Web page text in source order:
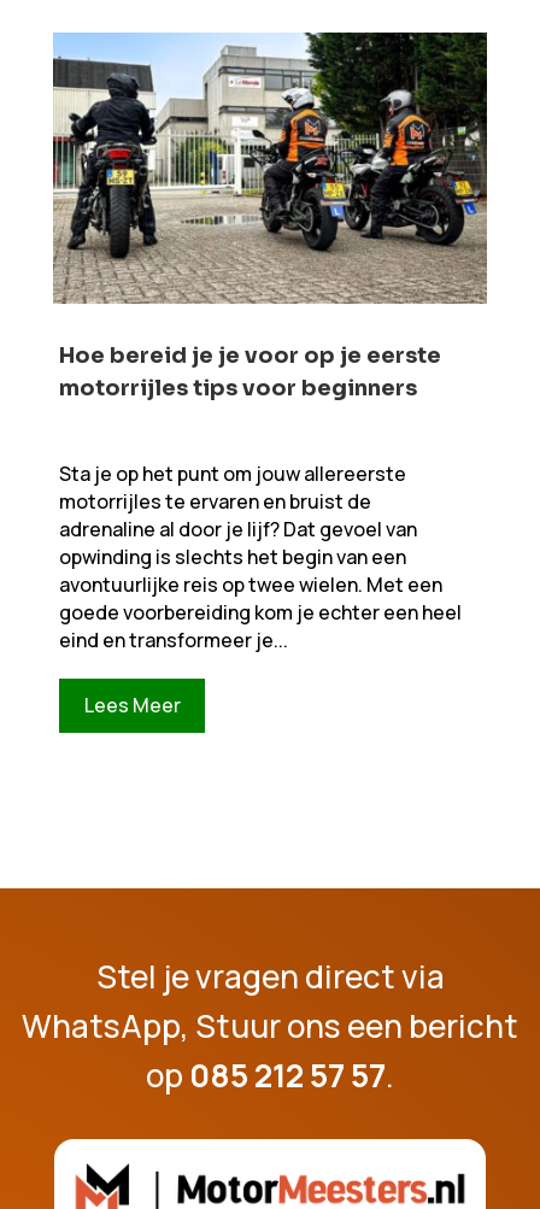
Hoe bereid je je voor op je eerste
motorrijles tips voor beginners
Sta je op het punt om jouw allereerste
motorrijles te ervaren en bruist de
adrenaline al door je lijf? Dat gevoel van
opwinding is slechts het begin van een
avontuurlijke reis op twee wielen. Met een
goede voorbereiding kom je echter een heel
eind en transformeer je...
Lees Meer
Stel je vragen direct via
WhatsApp, Stuur ons een bericht
op 085 212 57 57.